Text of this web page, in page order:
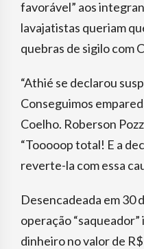
favorável” aos
lavajatistas queriam
quebras de sigilo com
“Athié se declarou
Conseguimos
Coelho. Roberson
“Tooooop total! E a
reverte-la com essa
Desencadeada em 30
operação
dinheiro no valor de